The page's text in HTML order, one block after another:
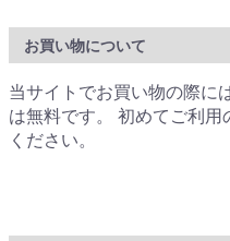
お買い物について
当サイトでお買い物の際に
は無料です。 初めてご利
ください。